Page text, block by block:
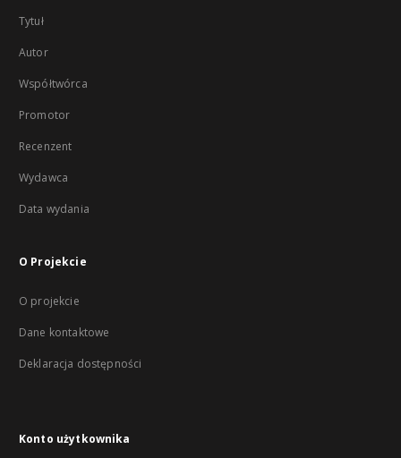
Tytuł
Autor
Współtwórca
Promotor
Recenzent
Wydawca
Data wydania
O Projekcie
O projekcie
Dane kontaktowe
Deklaracja dostępności
Konto użytkownika